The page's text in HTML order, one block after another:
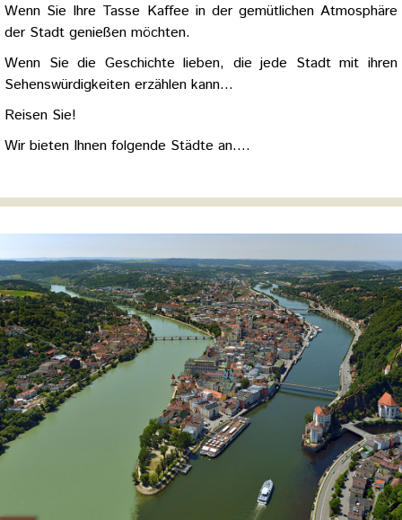
Wenn Sie Ihre Tasse Kaffee in der gemütlichen Atmosphäre
der Stadt genießen möchten.
Wenn Sie die Geschichte lieben, die jede Stadt mit ihren
Sehenswürdigkeiten erzählen kann...
Reisen Sie!
Wir bieten Ihnen folgende Städte an....